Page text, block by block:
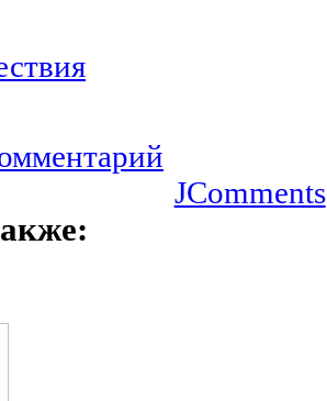
JComments